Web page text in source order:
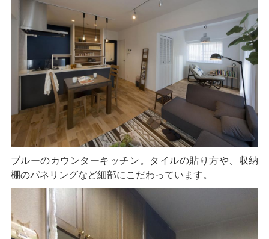
ブルーのカウンターキッチン。タイルの貼り方や、収納
棚のパネリングなど細部にこだわっています。